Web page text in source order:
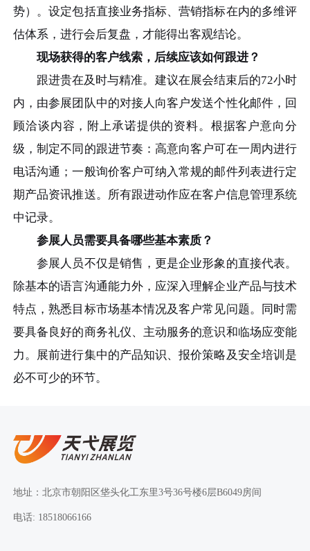
势）。设定包括直接业务指标、营销指标在内的多维评
估体系，进行会后复盘，才能得出客观结论。
现场获得的客户线索，后续应该如何跟进？
跟进贵在及时与精准。建议在展会结束后的72小时
内，由参展团队中的对接人向客户发送个性化邮件，回
顾洽谈内容，附上承诺提供的资料。根据客户意向分
级，制定不同的跟进节奏：高意向客户可在一周内进行
电话沟通；一般询价客户可纳入常规的邮件列表进行定
期产品资讯推送。所有跟进动作应在客户信息管理系统
中记录。
参展人员需要具备哪些基本素质？
参展人员不仅是销售，更是企业形象的直接代表。
除基本的语言沟通能力外，应深入理解企业产品与技术
特点，熟悉目标市场基本情况及客户常见问题。同时需
要具备良好的商务礼仪、主动服务的意识和临场应变能
力。展前进行集中的产品知识、报价策略及安全培训是
必不可少的环节。
地址：北京市朝阳区垡头化工东里3号36号楼6层B6049房间
电话: 18518066166